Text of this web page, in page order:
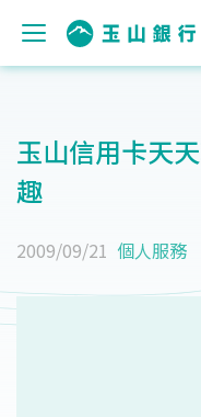
玉山信用卡天
趣
2009/09/21 個人服務